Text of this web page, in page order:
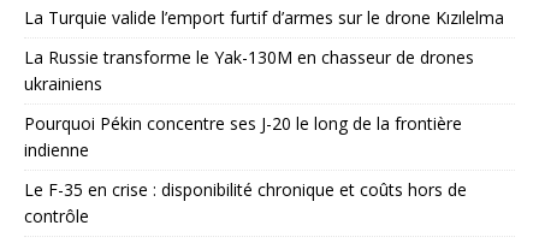
La Turquie valide l’emport furtif d’armes sur le drone Kızılelma
La Russie transforme le Yak-130M en chasseur de drones
ukrainiens
Pourquoi Pékin concentre ses J-20 le long de la frontière
indienne
Le F-35 en crise : disponibilité chronique et coûts hors de
contrôle